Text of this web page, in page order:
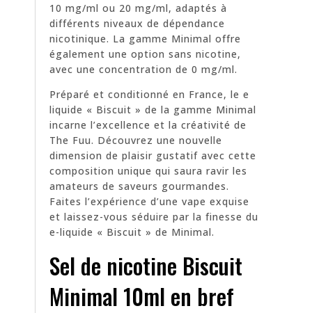
10 mg/ml ou 20 mg/ml, adaptés à
différents niveaux de dépendance
nicotinique. La gamme Minimal offre
également une option sans nicotine,
avec une concentration de 0 mg/ml.
Préparé et conditionné en France, le e
liquide « Biscuit » de la gamme Minimal
incarne l’excellence et la créativité de
The Fuu. Découvrez une nouvelle
dimension de plaisir gustatif avec cette
composition unique qui saura ravir les
amateurs de saveurs gourmandes.
Faites l’expérience d’une vape exquise
et laissez-vous séduire par la finesse du
e-liquide « Biscuit » de Minimal.
Sel de nicotine Biscuit
Minimal 10ml en bref